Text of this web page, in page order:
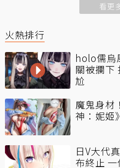
看更
火熱排行
holo儒烏
關被攔下
尬
魔鬼身材
神：妮姬
日V大代
布終止